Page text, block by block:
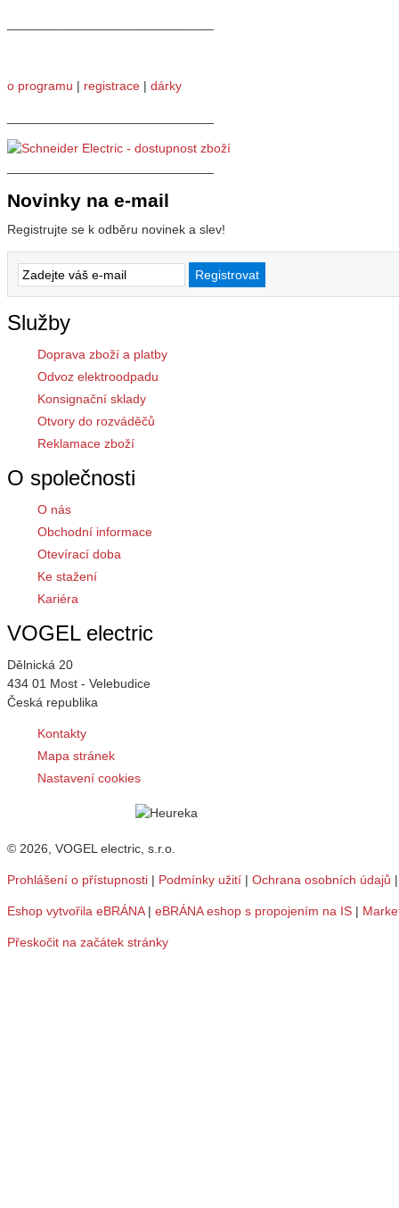
o programu | registrace | dárky
Novinky na e-mail
Registrujte se k odběru novinek a slev!
Služby
Doprava zboží a platby
Odvoz elektroodpadu
Konsignační sklady
Otvory do rozváděčů
Reklamace zboží
O společnosti
O nás
Obchodní informace
Otevírací doba
Ke stažení
Kariéra
VOGEL electric
Dělnická 20
434 01 Most - Velebudice
Česká republika
Kontakty
Mapa stránek
Nastavení cookies
© 2026, VOGEL electric, s.r.o.
Prohlášení o přístupnosti | Podmínky užití | Ochrana osobních údajů
Eshop vytvořila eBRÁNA| eBRÁNA eshop s propojením na IS |
Přeskočit na začátek stránky